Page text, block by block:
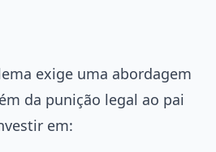
exige uma abordagem
da punição legal ao pai
em: